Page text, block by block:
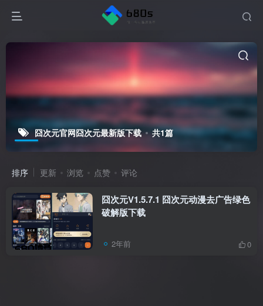
囧次元官网囧次元最新版下载 共1篇
排序 更新 浏览 点赞 评论
囧次元V1.5.7.1 囧次元动漫去广告绿色
破解版下载
2年前 0